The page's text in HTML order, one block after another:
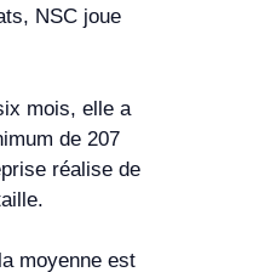
NSC joue
mois, elle a
de 207
réalise de
moyenne est